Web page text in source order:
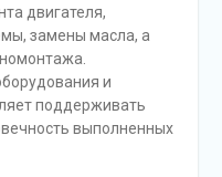
двигателя,
замены масла, а
и
поддерживать
выполненных